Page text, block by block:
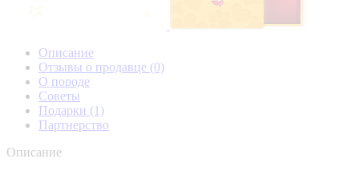
Описание
Отзывы о продавце (0)
О породе
Советы
Подарки (1)
Партнерство
Описание